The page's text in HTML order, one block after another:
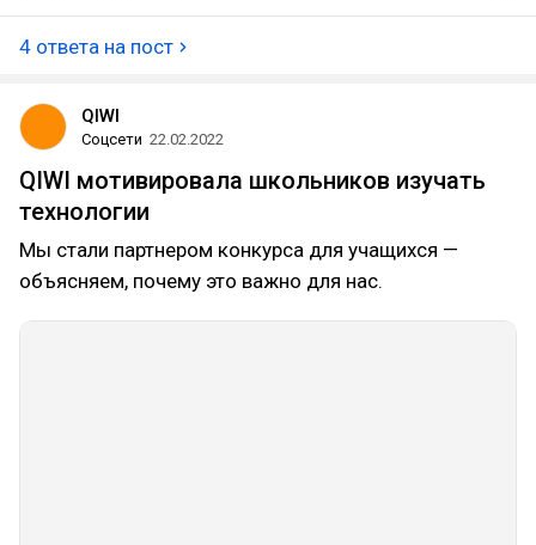
4 ответа на пост
QIWI
Соцсети 22.02.2022
QIWI мотивировала школьников изучать
технологии
Мы стали партнером конкурса для учащихся —
объясняем, почему это важно для нас.